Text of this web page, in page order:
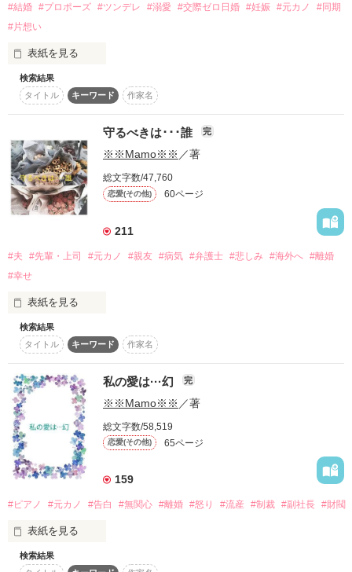
       □■□■
〜〜〜〜〜〜〜〜〜〜〜〜〜〜〜〜〜〜〜〜
誤字脱字が多いと、ご指摘を受けました。
自分が書きたいものを書いて、その発表の場としてこのサイト
を
選んでいます。
もし
お気に召さない場合は、どうぞ、ご自分がお気に召す作品を
お読みになってください。
ただ、
ご意見はこれからの私の糧とさせていただきます。
厳しいレビューのご意見、
嘩南　さま
さなほさま
2021.12.
kakeyume　さま
自分でいろいろな思いを膨らませながら書きました。
これからも
自分が書きたいことを、書いていきたいと思っています。
pumisa　さま
と信じて、書いています。
まだまだ、とまだがたくさんつくほど未熟ですが
#結婚 #プロポーズ #ツンデレ #溺愛 #交際ゼロ日婚 #妊娠 #元カノ
#同期
#片想い
表紙を見る
「俺と結婚しろよ、桃子」
「……はっ？」
それは今まで意識したこともないアイツからの、いきなりの
プロポーズであった。
「お前は俺のものだろ？」
「ち、違うから！」
だけど……。
「俺はお前の身体だけじゃなくて、お前の心まで奪ってやるつ
もりだから」
「なっ……？！」
しかし大嫌いなアイツから、深く攻め立てられてしま
い……？！
天音桃子✕加瀬千歳
検索結果
タイトル
キーワード 作家名
守るべきは･･･誰 完
※※Mamo※※ ／著
総文字数/47,760
恋愛(その他) 60ページ
211
#夫 #先輩・上司 #元カノ #親友 #病気 #弁護士 #悲しみ #海外へ #離婚
#幸せ
表紙を見る
「46作品目」
完結しました。
読んで頂けますと幸いです。
宜しくお願い致します。
あわない・面白くない
つまらないと思われましたら
直ぐに退出されて下さい。
その方々の作品を読まれて下さい。
※※Mamo※※で、ございました。
検索結果
タイトル
キーワード 作家名
私の愛は···幻 完
※※Mamo※※ ／著
総文字数/58,519
恋愛(その他) 65ページ
159
#ピアノ #元カノ #告白 #無関心 #離婚 #怒り #流産 #制裁 #副社長 #財閥
表紙を見る
検索結果